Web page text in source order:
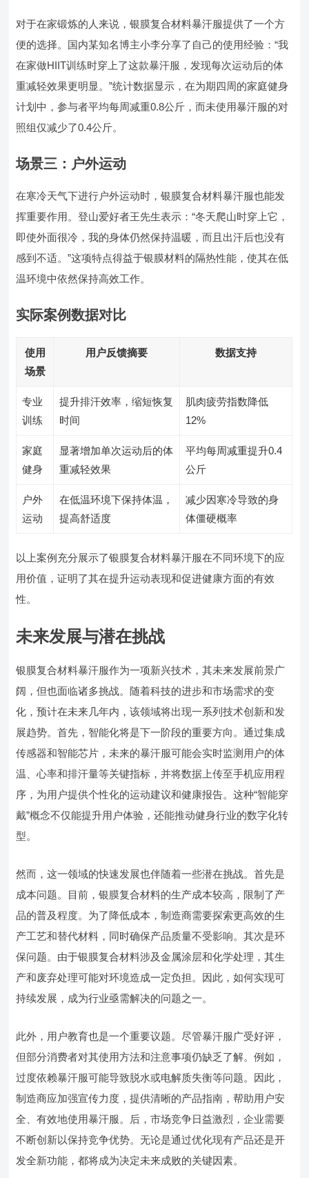
对于在家锻炼的人来说，银膜复合材料暴汗服提供了一个方
便的选择。国内某知名博主小李分享了自己的使用经验：“我
在家做HIIT训练时穿上了这款暴汗服，发现每次运动后的体
重减轻效果更明显。”统计数据显示，在为期四周的家庭健身
计划中，参与者平均每周减重0.8公斤，而未使用暴汗服的对
照组仅减少了0.4公斤。
场景三：户外运动
在寒冷天气下进行户外运动时，银膜复合材料暴汗服也能发
挥重要作用。登山爱好者王先生表示：“冬天爬山时穿上它，
即使外面很冷，我的身体仍然保持温暖，而且出汗后也没有
感到不适。”这项特点得益于银膜材料的隔热性能，使其在低
温环境中依然保持高效工作。
实际案例数据对比
使用
场景
用户反馈摘要 数据支持
专业
训练
提升排汗效率，缩短恢复
时间
肌肉疲劳指数降低
12%
家庭
健身
显著增加单次运动后的体
重减轻效果
平均每周减重提升0.4
公斤
户外
运动
在低温环境下保持体温，
提高舒适度
减少因寒冷导致的身
体僵硬概率
以上案例充分展示了银膜复合材料暴汗服在不同环境下的应
用价值，证明了其在提升运动表现和促进健康方面的有效
性。
未来发展与潜在挑战
银膜复合材料暴汗服作为一项新兴技术，其未来发展前景广
阔，但也面临诸多挑战。随着科技的进步和市场需求的变
化，预计在未来几年内，该领域将出现一系列技术创新和发
展趋势。首先，智能化将是下一阶段的重要方向。通过集成
传感器和智能芯片，未来的暴汗服可能会实时监测用户的体
温、心率和排汗量等关键指标，并将数据上传至手机应用程
序，为用户提供个性化的运动建议和健康报告。这种“智能穿
戴”概念不仅能提升用户体验，还能推动健身行业的数字化转
型。
然而，这一领域的快速发展也伴随着一些潜在挑战。首先是
成本问题。目前，银膜复合材料的生产成本较高，限制了产
品的普及程度。为了降低成本，制造商需要探索更高效的生
产工艺和替代材料，同时确保产品质量不受影响。其次是环
保问题。由于银膜复合材料涉及金属涂层和化学处理，其生
产和废弃处理可能对环境造成一定负担。因此，如何实现可
持续发展，成为行业亟需解决的问题之一。
此外，用户教育也是一个重要议题。尽管暴汗服广受好评，
但部分消费者对其使用方法和注意事项仍缺乏了解。例如，
过度依赖暴汗服可能导致脱水或电解质失衡等问题。因此，
制造商应加强宣传力度，提供清晰的产品指南，帮助用户安
全、有效地使用暴汗服。后，市场竞争日益激烈，企业需要
不断创新以保持竞争优势。无论是通过优化现有产品还是开
发全新功能，都将成为决定未来成败的关键因素。